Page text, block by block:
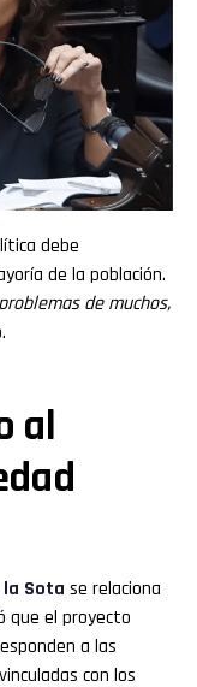
debe
de la población.
de muchos,
al
la Sota se relaciona
que el proyecto
a las
con los